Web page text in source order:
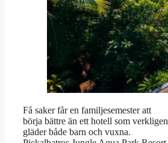
Få saker får en familjesemester att
börja bättre än ett hotell som verkligen
gläder både barn och vuxna.